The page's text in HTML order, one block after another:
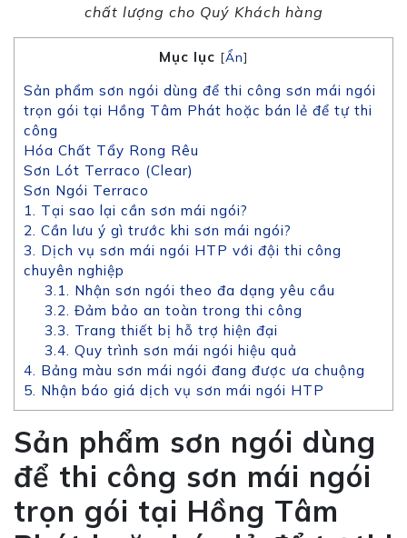
chất lượng cho Quý Khách hàng
Mục lục [Ẩn]
Sản phẩm sơn ngói dùng để thi công sơn mái ngói
trọn gói tại Hồng Tâm Phát hoặc bán lẻ để tự thi
công
Hóa Chất Tẩy Rong Rêu
Sơn Lót Terraco (Clear)
Sơn Ngói Terraco
1. Tại sao lại cần sơn mái ngói?
2. Cần lưu ý gì trước khi sơn mái ngói?
3. Dịch vụ sơn mái ngói HTP với đội thi công
chuyên nghiệp
3.1. Nhận sơn ngói theo đa dạng yêu cầu
3.2. Đảm bảo an toàn trong thi công
3.3. Trang thiết bị hỗ trợ hiện đại
3.4. Quy trình sơn mái ngói hiệu quả
4. Bảng màu sơn mái ngói đang được ưa chuộng
5. Nhận báo giá dịch vụ sơn mái ngói HTP
Sản phẩm sơn ngói dùng
để thi công sơn mái ngói
trọn gói tại Hồng Tâm